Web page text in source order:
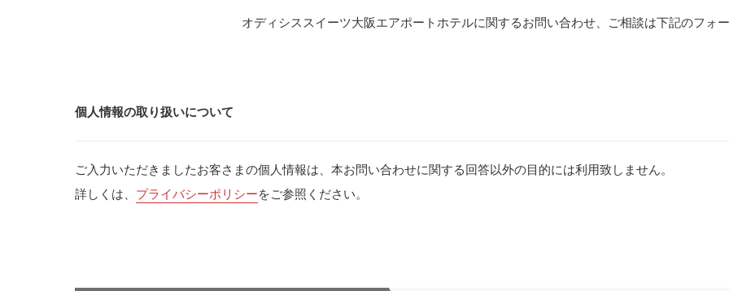
オディシススイーツ大阪エアポートホテルに関するお問い合わせ、ご相談は下記のフォ
個人情報の取り扱いについて
ご入力いただきましたお客さまの個人情報は、本お問い合わせに関する回答以外の目的には利用致しません。
詳しくは、 プライバシーポリシーをご参照ください。